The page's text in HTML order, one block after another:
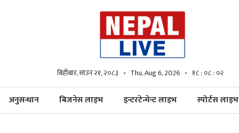
बिहीबार, साउन २१, २०८३ Thu, Aug 6, 2026 १८ : ०८ : ०३
अनुसन्धान बिजनेस लाइभ इन्टरटेन्मेन्ट लाइभ स्पोर्टस लाइभ